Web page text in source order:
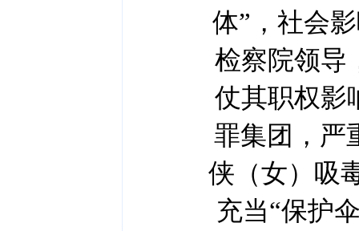
体”，社会
检察院领导
仗其职权影
罪集团，严
侠（女）吸
充当“保护